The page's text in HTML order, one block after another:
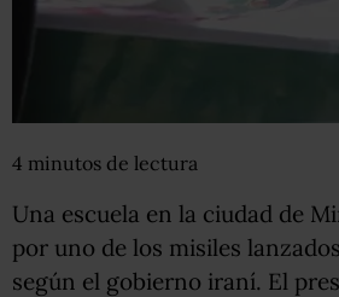
4 minutos de lectura
Una escuela en la ciudad de
por uno de los misiles
según el gobierno iraní. El